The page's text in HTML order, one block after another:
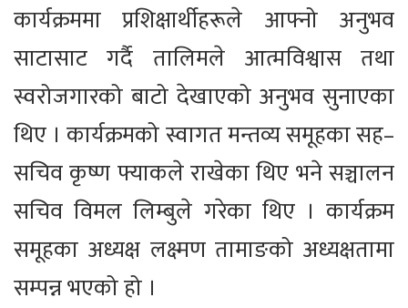
कार्यक्रममा प्रशिक्षार्थीहरूले आफ्नो अनुभव
साटासाट गर्दै तालिमले आत्मविश्वास तथा
स्वरोजगारको बाटो देखाएको अनुभव सुनाएका
थिए । कार्यक्रमको स्वागत मन्तव्य समूहका सह–
सचिव कृष्ण फ्याकले राखेका थिए भने सञ्चालन
सचिव विमल लिम्बुले गरेका थिए । कार्यक्रम
समूहका अध्यक्ष लक्ष्मण तामाङको अध्यक्षतामा
सम्पन्न भएको हो ।